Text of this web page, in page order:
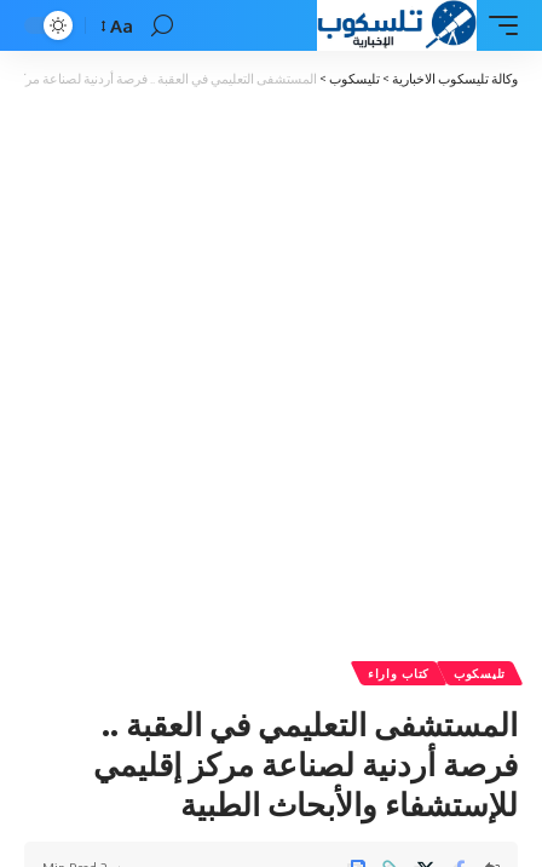
Font
Resizer
Aa
وكالة تليسكوب الاخبارية > تليسكوب > المستشفى التعليمي في العقبة .. فرصة أردنية لصناعة مركز
تليسكوب كتاب واراء
المستشفى التعليمي في العقبة ..
فرصة أردنية لصناعة مركز إقليمي
للإستشفاء والأبحاث الطبية